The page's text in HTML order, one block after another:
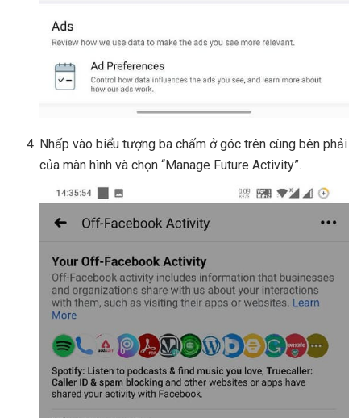
Nhấp vào biểu tượng ba chấm ở góc trên cùng bên phải
của màn hình và chọn “Manage Future Activity”.